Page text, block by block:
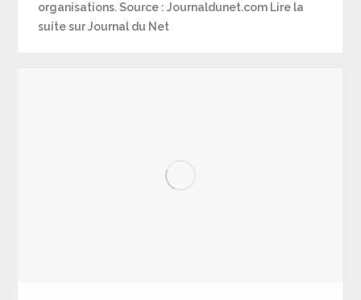
organisations. Source : Journaldunet.com Lire la
suite sur Journal du Net